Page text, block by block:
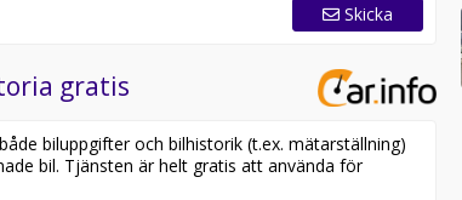
Skicka
gratis
biluppgifter och bilhistorik (t.ex. mätarställning)
bil. Tjänsten är helt gratis att använda för